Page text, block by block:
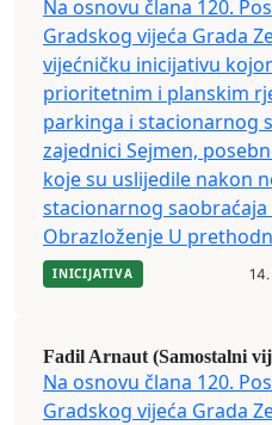
Na osnovu člana 120.
Gradskog vijeća Grada
vijećničku inicijativu
prioritetnim i planskim
parkinga i stacionarnog
zajednici Sejmen,
koje su uslijedile nakon
stacionarnog saobraćaja
Obrazloženje U
INICIJATIVA
Fadil Arnaut (Samostalni
Na osnovu člana 120.
Gradskog vijeća Grada